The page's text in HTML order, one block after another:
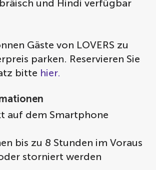
und Hindi verfügbar
Gäste von LOVERS zu
parken. Reservieren Sie
bitte hier.
auf dem Smartphone
bis zu 8 Stunden im Voraus
storniert werden